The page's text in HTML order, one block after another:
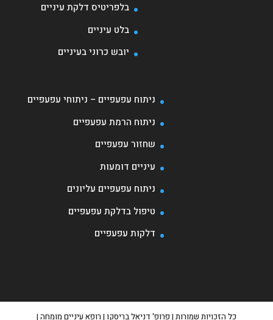
בלפריטיס דלקת עיניים
בלט עיניים
יובש כרוני בעיניים
ניתוח עפעפיים – ניתוחי עפעפיים
ניתוח הרמת עפעפיים
שחזור עפעפיים
עיניים דומעות
ניתוח עפעפיים עליונים
טיפול בדלקת עפעפיים
דלקות עפעפיים
כל הזכויות שמורות | פרופ' דניאל בריסקו | רופא עיניים מומחה |